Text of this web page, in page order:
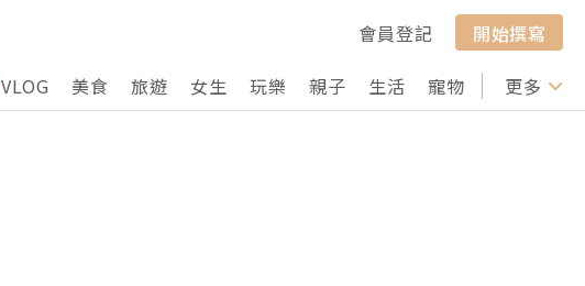
會員登記
開始撰寫
VLOG 美食 旅遊 女生 玩樂 親子 生活 寵物 行山 打卡
更多